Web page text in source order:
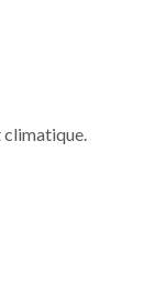
climatique.